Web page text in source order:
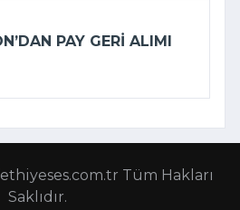
PAY GERI ALIMI
Tüm Hakları
Saklıdır.